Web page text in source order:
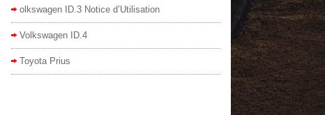
olkswagen ID.3 Notice d’Utilisation
Volkswagen ID.4
Toyota Prius